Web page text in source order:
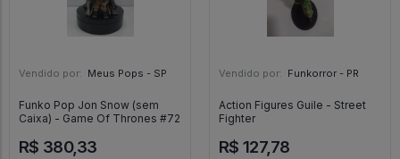
Vendido por: Meus Pops - SP
Funko Pop Jon Snow (sem
Caixa) - Game Of Thrones #72
R$ 380,33
Vendido por: Funkorror - PR
Action Figures Guile - Street
Fighter
R$ 127,78